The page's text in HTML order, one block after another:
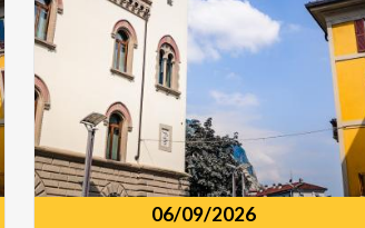
06/09/2026